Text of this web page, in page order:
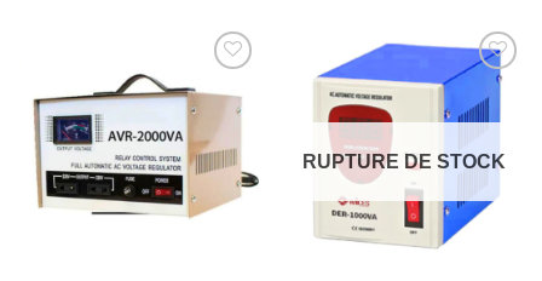
AJOUTER
À MES
FAVORIS
AJOUTER
À MES
RUPTURE DE STOCK